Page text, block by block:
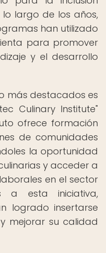
largo de los años,
han utilizado
para promover
y el desarrollo
más destacados es
Culinary Institute"
ofrece formación
de comunidades
la oportunidad
y acceder a
en el sector
a esta iniciativa,
logrado insertarse
mejorar su calidad